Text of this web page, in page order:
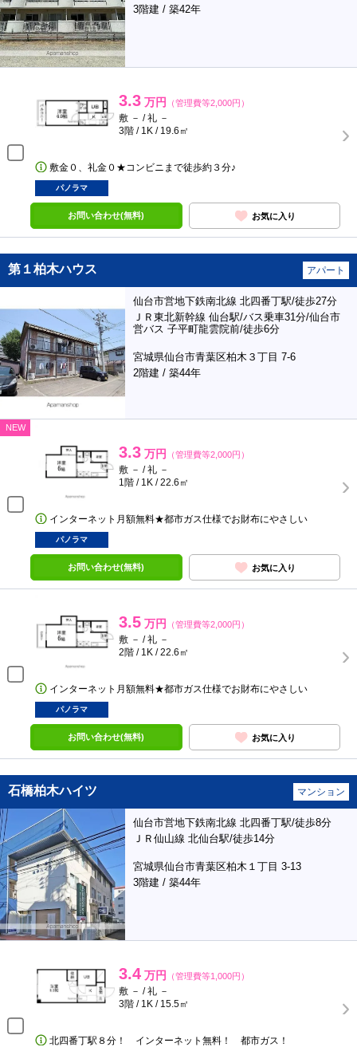
3階建 / 築42年
3.3 万円 （管理費等2,000円）
敷 － / 礼 －
3階 / 1K / 19.6㎡
敷金０、礼金０★コンビニまで徒歩約３分♪
パノラマ
お問い合わせ(無料) お気に入り
第１柏木ハウス アパート
仙台市営地下鉄南北線 北四番丁駅/徒歩27分
ＪＲ東北新幹線 仙台駅/バス乗車31分/仙台市
営バス 子平町龍雲院前/徒歩6分
宮城県仙台市青葉区柏木３丁目 7-6
2階建 / 築44年
NEW
3.3 万円 （管理費等2,000円）
敷 － / 礼 －
1階 / 1K / 22.6㎡
インターネット月額無料★都市ガス仕様でお財布にやさしい
パノラマ
お問い合わせ(無料) お気に入り
3.5 万円 （管理費等2,000円）
敷 － / 礼 －
2階 / 1K / 22.6㎡
インターネット月額無料★都市ガス仕様でお財布にやさしい
パノラマ
お問い合わせ(無料) お気に入り
石橋柏木ハイツ マンション
仙台市営地下鉄南北線 北四番丁駅/徒歩8分
ＪＲ仙山線 北仙台駅/徒歩14分
宮城県仙台市青葉区柏木１丁目 3-13
3階建 / 築44年
3.4 万円 （管理費等1,000円）
敷 － / 礼 －
3階 / 1K / 15.5㎡
北四番丁駅８分！ インターネット無料！ 都市ガス！